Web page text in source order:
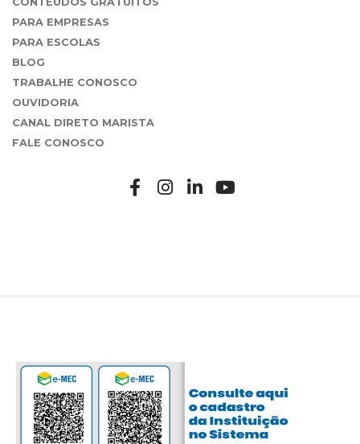
PARA EMPRESAS
PARA ESCOLAS
BLOG
TRABALHE CONOSCO
OUVIDORIA
CANAL DIRETO MARISTA
FALE CONOSCO